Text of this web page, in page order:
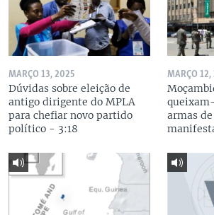
MARÇO 13, 2025
Dúvidas sobre eleição de
antigo dirigente do MPLA
para chefiar novo partido
político - 3:18
MARÇO 12,
armas